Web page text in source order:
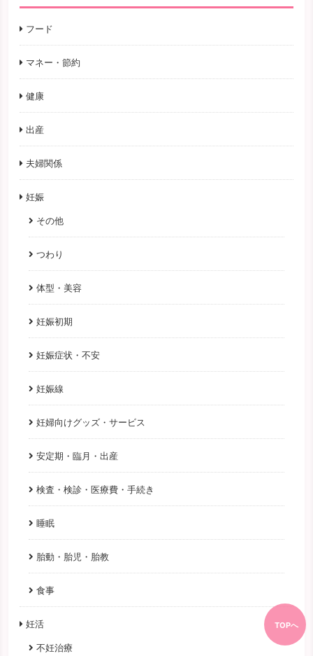
フード
マネー・節約
健康
出産
夫婦関係
妊娠
その他
つわり
体型・美容
妊娠初期
妊娠症状・不安
妊娠線
妊婦向けグッズ・サービス
安定期・臨月・出産
検査・検診・医療費・手続き
睡眠
胎動・胎児・胎教
食事
妊活
不妊治療
TOPへ